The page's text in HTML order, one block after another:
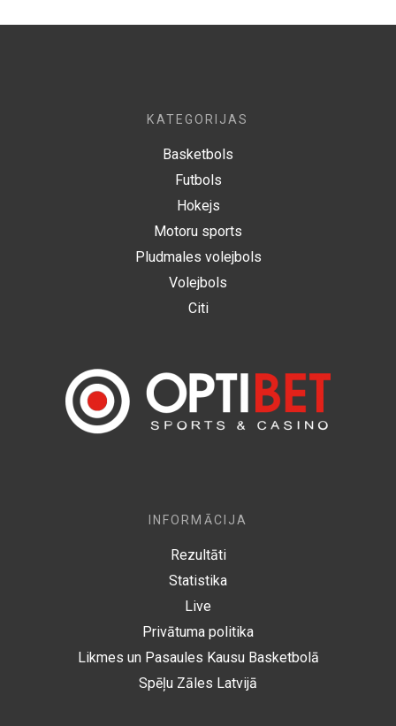
KATEGORIJAS
Basketbols
Futbols
Hokejs
Motoru sports
Pludmales volejbols
Volejbols
Citi
INFORMĀCIJA
Rezultāti
Statistika
Live
Privātuma politika
Likmes un Pasaules Kausu Basketbolā
Spēļu Zāles Latvijā